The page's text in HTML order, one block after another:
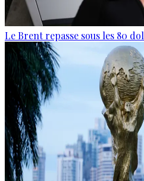
Le Brent repasse sous les 80